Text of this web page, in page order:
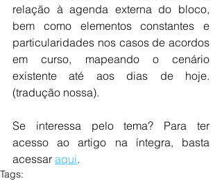
relação à agenda externa do bloco,
bem como elementos constantes e
particularidades nos casos de acordos
em curso, mapeando o cenário
existente até aos dias de hoje.
(tradução nossa).
Se interessa pelo tema? Para ter
acesso ao artigo na íntegra, basta
acessar aqui.
Tags: